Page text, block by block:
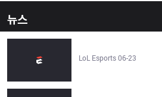
뉴스
LoL Esports 06-23